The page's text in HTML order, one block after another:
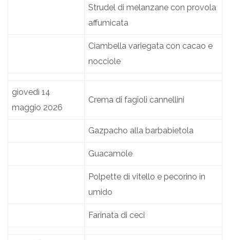
Strudel di melanzane con provola
affumicata
Ciambella variegata con cacao e
nocciole
giovedì 14
maggio 2026
Crema di fagioli cannellini
Gazpacho alla barbabietola
Guacamole
Polpette di vitello e pecorino in
umido
Farinata di ceci